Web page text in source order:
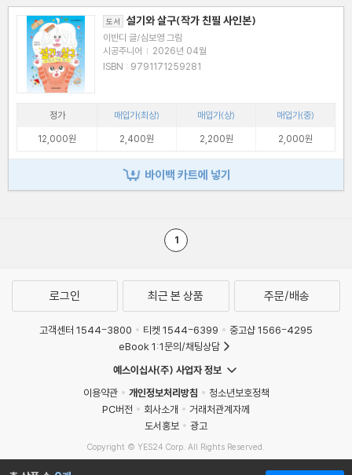
도서 설기와 살구(작가 친필 사인본)
이반디 글/심보영 그림
시공주니어 | 2026년 04월
ISBN : 9791171259281
정가 매입가(최상) 매입가(상)
매입가(중)
12,000원
2,400원 2,200원 2,000원
바이백 카트에 넣기
1
로그인 최근 본 상품 주문/배송
고객센터 1544-3800 티켓 1544-6399
중고샵 1566-4295
eBook 1:1문의/채팅상담
예스이십사(주) 사업자 정보
이용약관
개인정보처리방침
청소년보호정책
PC버전
회사소개
거래처관계자께
도서홍보
광고
Copyright © YES24 Corp. All Rights Reserved.
MATOM1